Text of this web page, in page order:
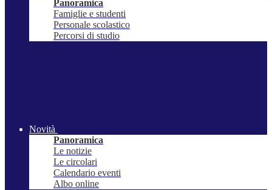
Panoramica
Famiglie e studenti
Personale scolastico
Percorsi di studio
Novità
Panoramica
Le notizie
Le circolari
Calendario eventi
Albo online